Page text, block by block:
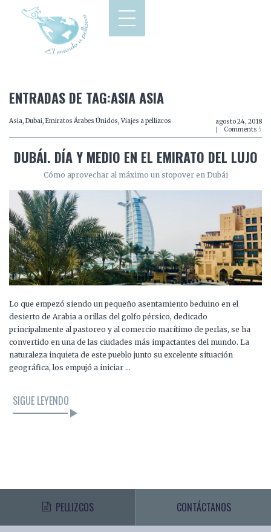
ENTRADAS DE TAG:ASIA ASIA
Asia, Dubai, Emiratos Árabes Únidos, Viajes a pellizcos
agosto 24, 2018
Comments 5
DUBÁI. DÍA Y MEDIO EN EL EMIRATO DEL LUJO
Cómo aprovechar al máximo un stopover en Dubái
Lo que empezó siendo un pequeño asentamiento beduino en el
desierto de Arabia a orillas del golfo pérsico, dedicado
principalmente al pastoreo y al comercio marítimo de perlas, se ha
convertido en una de las ciudades más impactantes del mundo. La
naturaleza inquieta de este pueblo junto su excelente situación
geográfica, los empujó a iniciar …
SIGUE LEYENDO
PELLIZCOS CONTÁCTANOS